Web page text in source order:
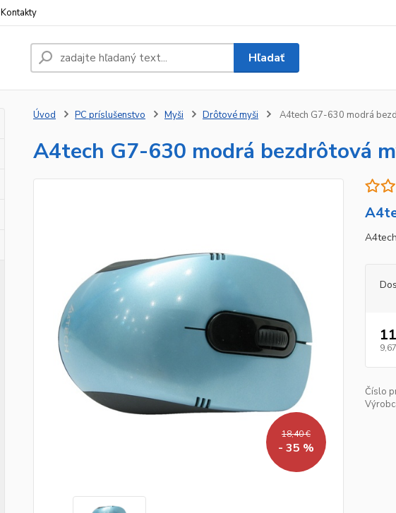
Kontakty
Hľadať
Úvod PC príslušenstvo Myši Drôtové myši A4tech G7-630 modrá
A4tech G7-630 modrá bezdrôtová
18,40 €
- 35 %
Číslo